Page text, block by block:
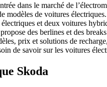
dans le marché de
modèles de voitures
et deux voitures
des berlines et des
prix et solutions de
de savoir sur les voitures
Skoda